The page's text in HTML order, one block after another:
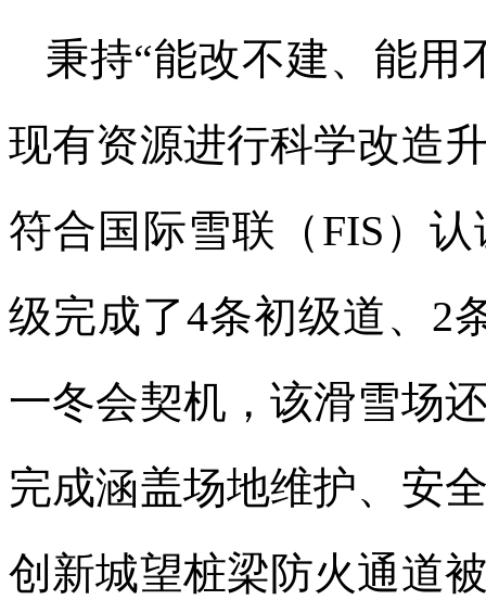
秉持“能改不建、能用
现有资源进行科学改造
符合国际雪联（FIS）
级完成了4条初级道、2
一冬会契机，该滑雪场
完成涵盖场地维护、安
创新城望桩梁防火通道